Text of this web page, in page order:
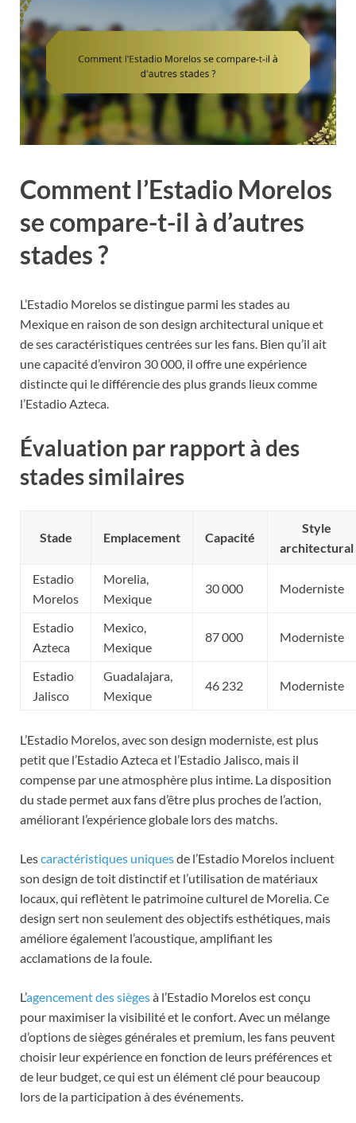
Comment l’Estadio Morelos
se compare-t-il à d’autres
stades ?
L’Estadio Morelos se distingue parmi les stades au
Mexique en raison de son design architectural unique et
de ses caractéristiques centrées sur les fans. Bien qu’il ait
une capacité d’environ 30 000, il offre une expérience
distincte qui le différencie des plus grands lieux comme
l’Estadio Azteca.
Évaluation par rapport à des
stades similaires
Stade Emplacement Capacité
Style
architectural
Estadio
Morelos
Morelia,
Mexique
30 000 Moderniste
Estadio
Azteca
Mexico,
Mexique
87 000 Moderniste
Estadio
Jalisco
Guadalajara,
Mexique
46 232 Moderniste
L’Estadio Morelos, avec son design moderniste, est plus
petit que l’Estadio Azteca et l’Estadio Jalisco, mais il
compense par une atmosphère plus intime. La disposition
du stade permet aux fans d’être plus proches de l’action,
améliorant l’expérience globale lors des matchs.
Lescaractéristiques uniquesde l’Estadio Morelos incluent
son design de toit distinctif et l’utilisation de matériaux
locaux, qui reflètent le patrimoine culturel de Morelia. Ce
design sert non seulement des objectifs esthétiques, mais
améliore également l’acoustique, amplifiant les
acclamations de la foule.
L’agencement des siègesà l’Estadio Morelos est conçu
pour maximiser la visibilité et le confort. Avec un mélange
d’options de sièges générales et premium, les fans peuvent
choisir leur expérience en fonction de leurs préférences et
de leur budget, ce qui est un élément clé pour beaucoup
lors de la participation à des événements.